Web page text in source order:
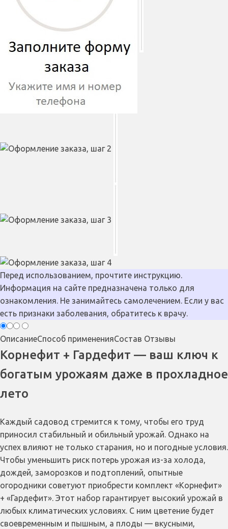
Перед использованием, прочтите инструкцию.
Информация на сайте предназначена только для
ознакомления. Не занимайтесь самолечением. Если у вас
есть признаки заболевания, обратитесь к врачу.
ОписаниеСпособ примененияСостав Отзывы
Корнефит + Гардефит — ваш ключ к
богатым урожаям даже в прохладное
лето
Каждый садовод стремится к тому, чтобы его труд
приносил стабильный и обильный урожай. Однако на
успех влияют не только старания, но и погодные условия.
Чтобы уменьшить риск потерь урожая из-за холода,
дождей, заморозков и подтоплений, опытные
огородники советуют приобрести комплект «Корнефит»
+ «Гардефит». Этот набор гарантирует высокий урожай в
любых климатических условиях. С ним цветение будет
своевременным и пышным, а плоды — вкусными,